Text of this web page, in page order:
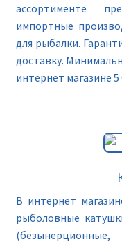
ассортименте
импортные
для рыбалки.
доставку.
интернет магазине 5
В интернет
рыболовные